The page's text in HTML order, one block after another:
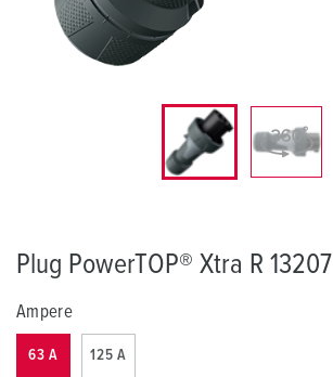
Plug PowerTOP® Xtra R 13207
Ampere
63 A 125 A